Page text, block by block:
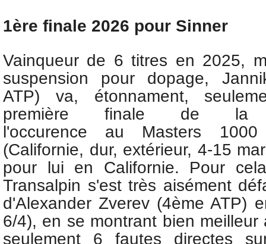
1ère finale 2026 pour Sinner
Vainqueur de 6 titres en 2025,
suspension pour dopage,
ATP) va, étonnament,
première finale de la
l'occurence au Masters
(Californie, dur, extérieur, 4-15
pour lui en Californie. Pour
Transalpin s'est très aisément
d'Alexander Zverev (4ème ATP)
6/4), en se montrant bien meilleur
seulement 6 fautes directes